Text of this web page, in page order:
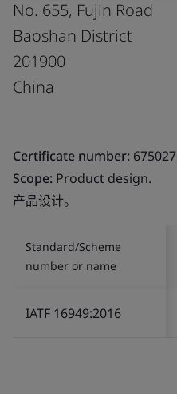
No. 655, Fujin Road
Baoshan District
201900
China
Certificate number: 675027
Scope: Product design.
产品设计。
Standard/Scheme
number or name
IATF 16949:2016